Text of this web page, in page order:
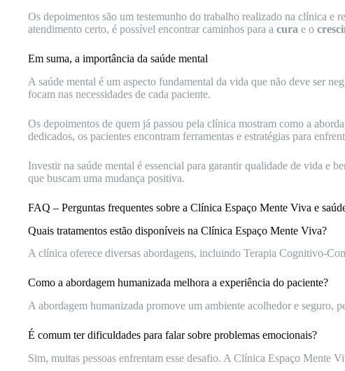
Os depoimentos são um testemunho do trabalho realizado na clínica e
atendimento certo, é possível encontrar caminhos para a cura e o
Em suma, a importância da saúde mental
A saúde mental é um aspecto fundamental da vida que não deve ser
focam nas necessidades de cada paciente.
Os depoimentos de quem já passou pela clínica mostram como a
dedicados, os pacientes encontram ferramentas e estratégias para
Investir na saúde mental é essencial para garantir qualidade de vida e
que buscam uma mudança positiva.
FAQ – Perguntas frequentes sobre a Clínica Espaço Mente Viva e
Quais tratamentos estão disponíveis na Clínica Espaço Mente Viva?
A clínica oferece diversas abordagens, incluindo Terapia Cognitivo-
Como a abordagem humanizada melhora a experiência do paciente?
A abordagem humanizada promove um ambiente acolhedor e seguro,
É comum ter dificuldades para falar sobre problemas emocionais?
Sim, muitas pessoas enfrentam esse desafio. A Clínica Espaço Mente